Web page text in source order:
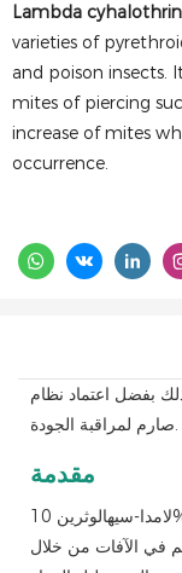
Lambda cyhalothrin
varieties of
and poison insects.
mites of piercing
increase of mites
occurrence.
بفضل اعتماد نظام
صارم لمراقبة الجودة.
مقدمة
لامدا-سيهالوثرين 10% WP هو مبيد حشري صناعي واسع الطيف
في الآفات من خلال